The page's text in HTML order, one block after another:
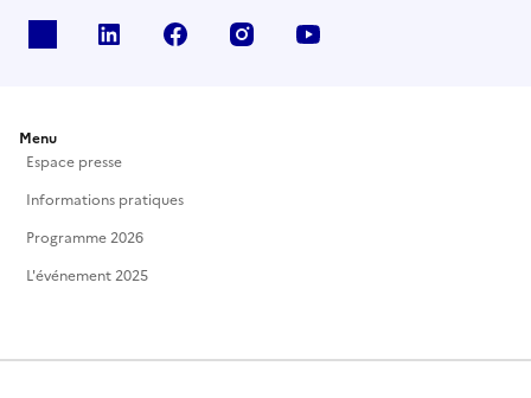
Linkedin Facebook Instagram
Menu
Espace presse
Informations pratiques
Programme 2026
L'événement 2025